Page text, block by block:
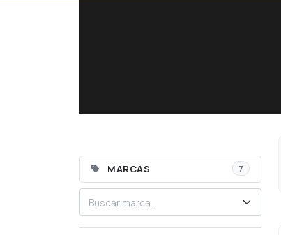
MARCAS 7